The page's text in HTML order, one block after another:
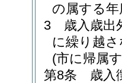
の属する
3
歳入歳出
に繰り越
(市に帰属
第8条
歳入